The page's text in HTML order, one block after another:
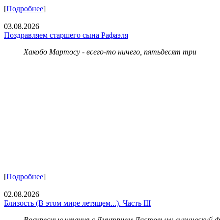
[Подробнее]
03.08.2026
Поздравляем старшего сына Рафаэля
Хакобо Мартосу - всего-то ничего, пятьдесят три
[Подробнее]
02.08.2026
Близость (В этом мире летящем...). Часть III